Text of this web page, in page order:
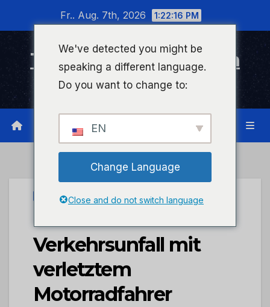
wechseln
Fr.. Aug. 7th, 2026 1:22:17 PM
Timeline Bad Kreuznach
Infonetzwerk für Bad Kreuznach
PRESSEPORTAL
POL-PIBIN:
Verkehrsunfall mit
verletztem
Motorradfahrer
We've detected you might be
speaking a different language.
Do you want to change to:
EN
Change Language
Close and do not switch language